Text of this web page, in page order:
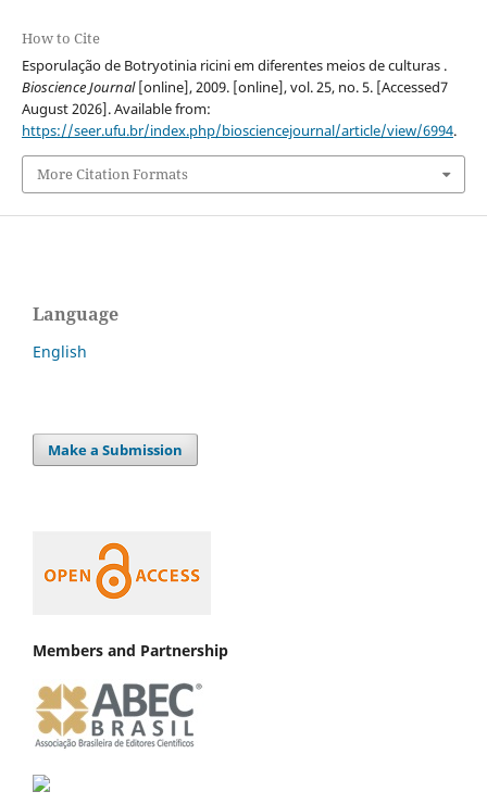
How to Cite
Esporulação de Botryotinia ricini em diferentes meios de culturas .
Bioscience Journal[online], 2009. [online], vol. 25, no. 5. [Accessed7
August 2026]. Available from:
https://seer.ufu.br/index.php/biosciencejournal/article/view/6994.
More Citation Formats
Language
English
Make a Submission
Members and Partnership